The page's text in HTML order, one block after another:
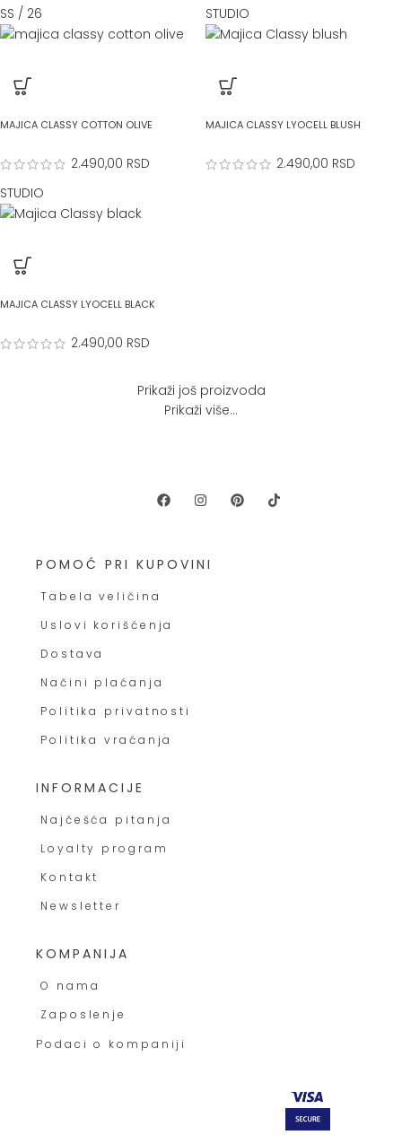
SS / 26
MAJICA CLASSY COTTON OLIVE
2.490,00 RSD
STUDIO
MAJICA CLASSY LYOCELL BLUSH
2.490,00 RSD
STUDIO
MAJICA CLASSY LYOCELL BLACK
2.490,00 RSD
Prikaži još proizvoda
Prikaži više...
POMOĆ PRI KUPOVINI
Tabela veličina
Uslovi korišćenja
Dostava
Načini plaćanja
Politika privatnosti
Politika vraćanja
INFORMACIJE
Najčešća pitanja
Loyalty program
Kontakt
Newsletter
KOMPANIJA
O nama
Zaposlenje
Podaci o kompaniji